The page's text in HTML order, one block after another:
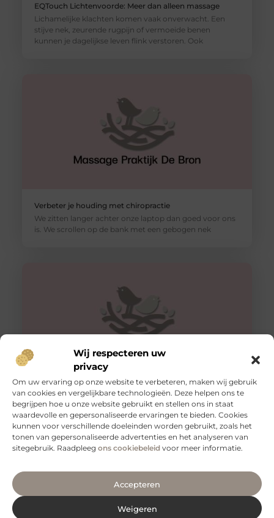
Wij respecteren uw
privacy
Om uw ervaring op onze website te verbeteren, maken wij gebruik
van cookies en vergelijkbare technologieën. Deze helpen ons te
begrijpen hoe u onze website gebruikt en stellen ons in staat
waardevolle en gepersonaliseerde ervaringen te bieden. Cookies
kunnen voor verschillende doeleinden worden gebruikt, zoals het
tonen van gepersonaliseerde advertenties en het analyseren van
sitegebruik. Raadpleeg ons cookiebeleid voor meer informatie.
Accepteren
Weigeren
EQTouch Lichtenvoorde: Meer dan alleen massage
Lichamelijke klachten komen vaak onverwacht. Een
stijve nek, zeurende rugpijn of vermoeide benen
kunnen je dagelijkse leven flink verstoren. Ook
Verbeter je houding met chiropractie
We zitten langer achter onze laptop dan goed voor ons
is. We scrollen op de bank met een gebogen nek
Tips voor een goede rug
Een gezonde en sterke rug is essentieel voor een goed
functioneren van je lichaam. Het is niet alleen belangrijk
voor